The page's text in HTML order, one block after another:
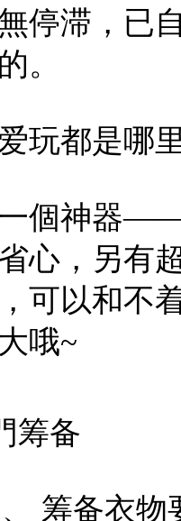
停滞，已
。
玩都是哪
一個神器
心，另有
可以和不
哦~
筹备
备衣物